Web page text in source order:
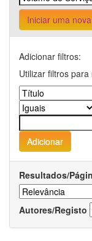
Iniciar uma
Adicionar filtros:
Utilizar filtros
Resultados/
Autores/Registo